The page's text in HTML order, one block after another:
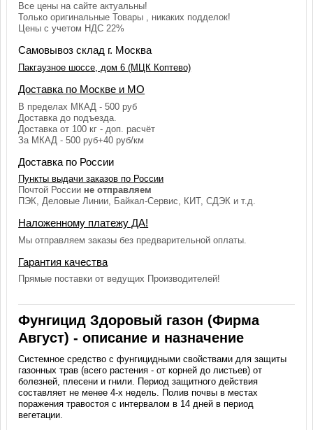
Все цены на сайте актуальны!
Только оригинальные Товары , никаких подделок!
Цены с учетом НДС 22%
Самовывоз склад г. Москва
Пакгаузное шоссе, дом 6 (МЦК Коптево)
Доставка по Москве и МО
В пределах МКАД - 500 руб
Доставка до подъезда.
Доставка от 100 кг - доп. расчёт
За МКАД - 500 руб+40 руб/км
Доставка по России
Пункты выдачи заказов по России
Почтой России не отправляем
ПЭК, Деловые Линии, Байкал-Сервис, КИТ, СДЭК и т.д.
Наложенному платежу ДА!
Мы отправляем заказы без предварительной оплаты.
Гарантия качества
Прямые поставки от ведущих Производителей!
Фунгицид Здоровый газон (Фирма
Август) - описание и назначение
Системное средство с фунгицидными свойствами для защиты
газонных трав (всего растения - от корней до листьев) от
болезней, плесени и гнили. Период защитного действия
составляет не менее 4-х недель. Полив почвы в местах
поражения травостоя с интервалом в 14 дней в период
вегетации.